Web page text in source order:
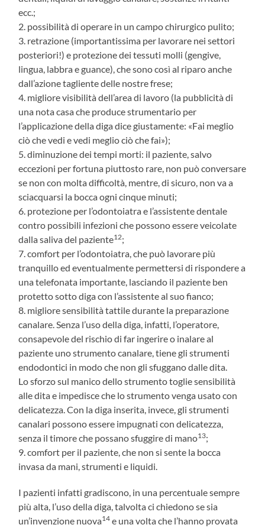
ecc.;
2. possibilità di operare in un campo chirurgico pulito;
3. retrazione (importantissima per lavorare nei settori
posteriori!) e protezione dei tessuti molli (gengive,
lingua, labbra e guance), che sono così al riparo anche
dall’azione tagliente delle nostre frese;
4. migliore visibilità dell’area di lavoro (la pubblicità di
una nota casa che produce strumentario per
l’applicazione della diga dice giustamente: «Fai meglio
ciò che vedi e vedi meglio ciò che fai»);
5. diminuzione dei tempi morti: il paziente, salvo
eccezioni per fortuna piuttosto rare, non può conversare
se non con molta difficoltà, mentre, di sicuro, non va a
sciacquarsi la bocca ogni cinque minuti;
6. protezione per l’odontoiatra e l’assistente dentale
contro possibili infezioni che possono essere veicolate
dalla saliva del paziente12;
7. comfort per l’odontoiatra, che può lavorare più
tranquillo ed eventualmente permettersi di rispondere a
una telefonata importante, lasciando il paziente ben
protetto sotto diga con l’assistente al suo fianco;
8. migliore sensibilità tattile durante la preparazione
canalare. Senza l’uso della diga, infatti, l’operatore,
consapevole del rischio di far ingerire o inalare al
paziente uno strumento canalare, tiene gli strumenti
endodontici in modo che non gli sfuggano dalle dita.
Lo sforzo sul manico dello strumento toglie sensibilità
alle dita e impedisce che lo strumento venga usato con
delicatezza. Con la diga inserita, invece, gli strumenti
canalari possono essere impugnati con delicatezza,
senza il timore che possano sfuggire di mano13;
9. comfort per il paziente, che non si sente la bocca
invasa da mani, strumenti e liquidi.
I pazienti infatti gradiscono, in una percentuale sempre
più alta, l’uso della diga, talvolta ci chiedono se sia
un’invenzione nuova14 e una volta che l’hanno provata